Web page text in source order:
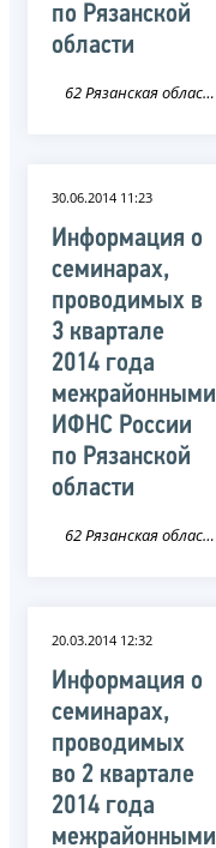
по Рязанской
области
62 Рязанская область
30.06.2014 11:23
Информация о
семинарах,
проводимых в
3 квартале
2014 года
межрайонными
ИФНС России
по Рязанской
области
62 Рязанская область
20.03.2014 12:32
Информация о
семинарах,
проводимых
во 2 квартале
2014 года
межрайонными